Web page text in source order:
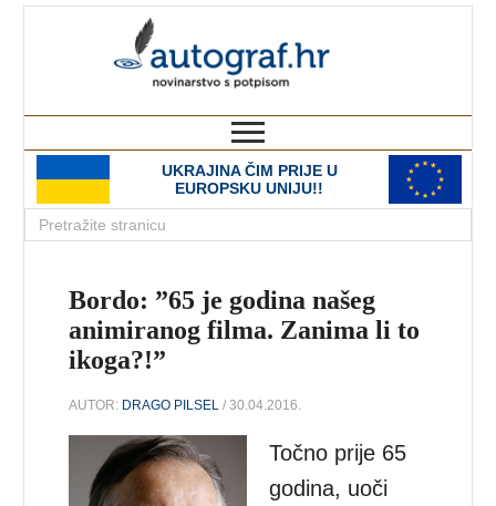
UKRAJINA ČIM PRIJE U
EUROPSKU UNIJU!!
Bordo: ”65 je godina našeg
animiranog filma. Zanima li to
ikoga?!”
AUTOR: DRAGO PILSEL / 30.04.2016.
Točno prije 65
godina, uoči